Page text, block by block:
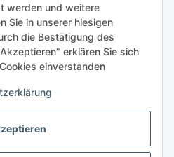
werden und weitere
Sie in unserer hiesigen
die Bestätigung des
erklären Sie sich
einverstanden